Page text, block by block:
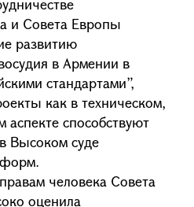
и Совета Европы
развитию
в Армении в
стандартами”,
как в техническом,
аспекте способствуют
Высоком суде
человека Совета
оценила